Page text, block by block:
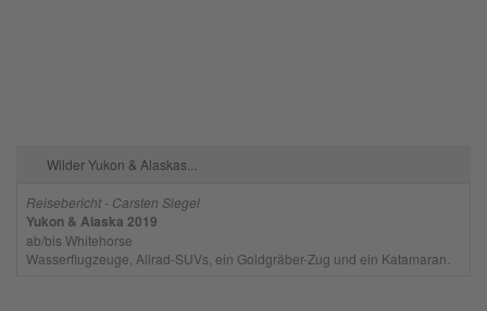
Wilder Yukon & Alaskas...
Reisebericht - Carsten Siegel
Yukon & Alaska 2019
ab/bis Whitehorse
Wasserflugzeuge, Allrad-SUVs, ein Goldgräber-Zug und ein Katamaran.